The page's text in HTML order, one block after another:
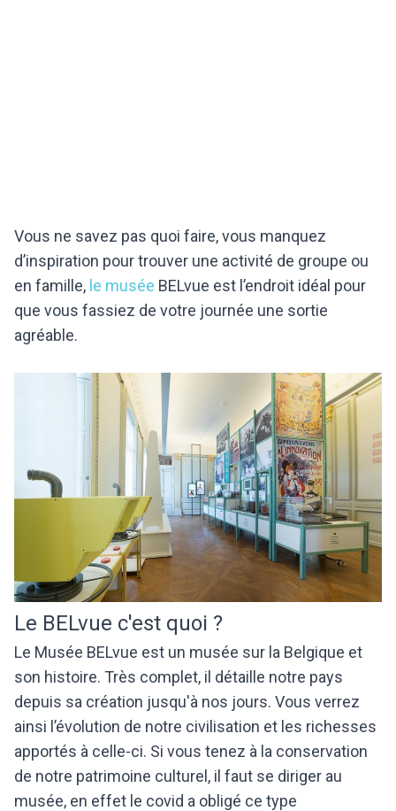
Vous ne savez pas quoi faire, vous manquez
d’inspiration pour trouver une activité de groupe ou
en famille, le musée BELvue est l’endroit idéal pour
que vous fassiez de votre journée une sortie
agréable.
Le BELvue c'est quoi ?
Le Musée BELvue est un musée sur la Belgique et
son histoire. Très complet, il détaille notre pays
depuis sa création jusqu'à nos jours. Vous verrez
ainsi l’évolution de notre civilisation et les richesses
apportés à celle-ci. Si vous tenez à la conservation
de notre patrimoine culturel, il faut se diriger au
musée, en effet le covid a obligé ce type